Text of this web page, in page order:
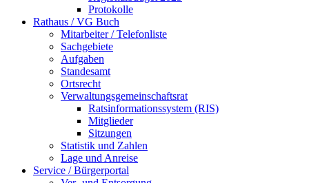
Protokolle
Rathaus / VG Buch
Mitarbeiter / Telefonliste
Sachgebiete
Aufgaben
Standesamt
Ortsrecht
Verwaltungsgemeinschaftsrat
Ratsinformationssystem (RIS)
Mitglieder
Sitzungen
Statistik und Zahlen
Lage und Anreise
Service / Bürgerportal